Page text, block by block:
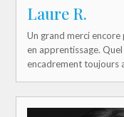
Laure R.
Un grand merci
en apprentissage.
encadrement toujours